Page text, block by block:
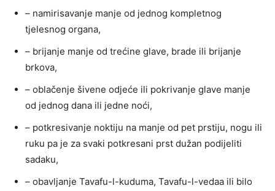
– namirisavanje manje od jednog kompletnog
tjelesnog organa,
– brijanje manje od trećine glave, brade ili brijanje
brkova,
– oblačenje šivene odjeće ili pokrivanje glave manje
od jednog dana ili jedne noći,
– potkresivanje noktiju na manje od pet prstiju, nogu ili
ruku pa je za svaki potkresani prst dužan podijeliti
sadaku,
– obavljanje Tavafu-l-kuduma, Tavafu-l-vedaa ili bilo